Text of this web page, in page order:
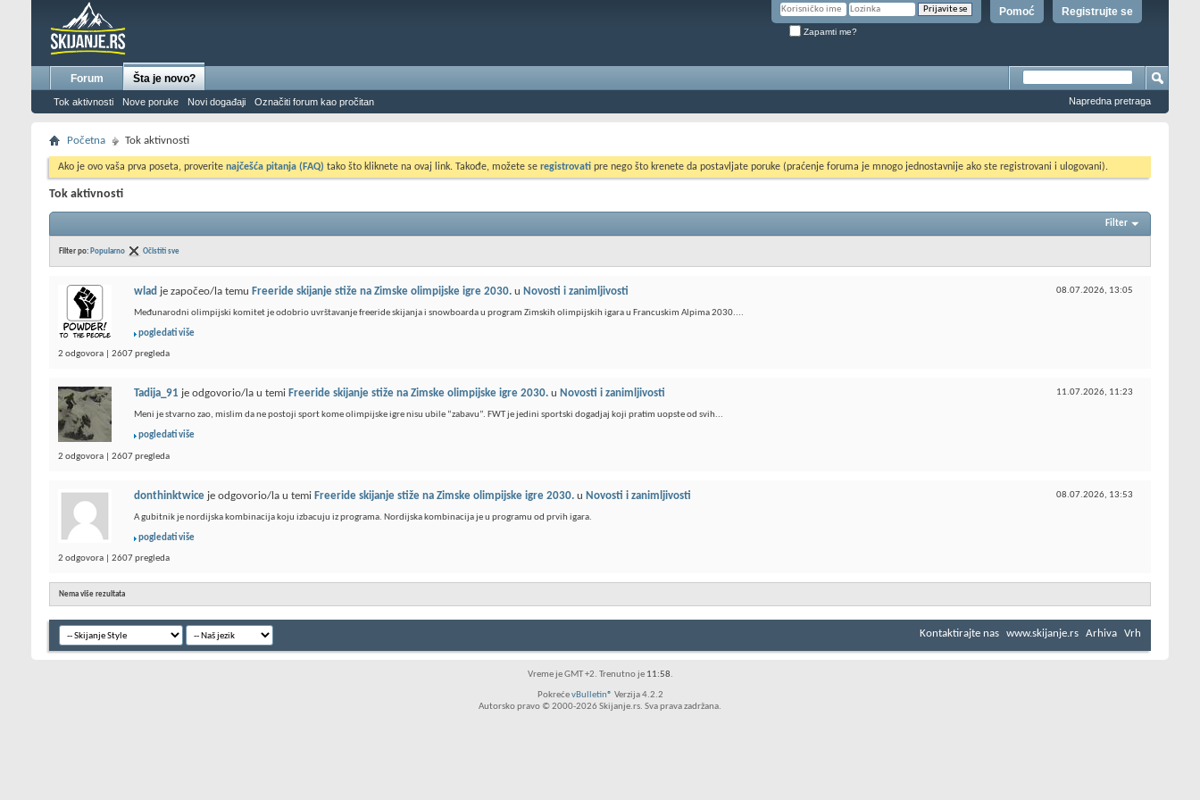
Registrujte se
Pomoć
Zapamti me?
Forum Šta je novo?
Tok aktivnosti Nove poruke Novi događaji Označiti forum kao pročitan Napredna pretraga
Početna Tok aktivnosti
Ako je ovo vaša prva poseta, proverite najčešća pitanja (FAQ) tako što kliknete na ovaj link. Takođe, možete se registrovati pre nego što krenete da postavljate poruke (praćenje foruma je mnogo jednostavnije ako ste registrovani i ulogovani).
Tok aktivnosti
Filter
Filter po: Popularno Očistiti sve
08.07.2026, 13:05
wlad je započeo/la temu Freeride skijanje stiže na Zimske olimpijske igre 2030. u Novosti i zanimljivosti
Međunarodni olimpijski komitet je odobrio uvrštavanje freeride skijanja i snowboarda u program Zimskih olimpijskih igara u Francuskim Alpima 2030....
pogledati više
2 odgovora | 2607 pregleda
11.07.2026, 11:23
Tadija_91 je odgovorio/la u temi Freeride skijanje stiže na Zimske olimpijske igre 2030. u Novosti i zanimljivosti
Meni je stvarno zao, mislim da ne postoji sport kome olimpijske igre nisu ubile “zabavu”. FWT je jedini sportski dogadjaj koji pratim uopste od svih...
pogledati više
2 odgovora | 2607 pregleda
08.07.2026, 13:53
donthinktwice je odgovorio/la u temi Freeride skijanje stiže na Zimske olimpijske igre 2030. u Novosti i zanimljivosti
A gubitnik je nordijska kombinacija koju izbacuju iz programa. Nordijska kombinacija je u programu od prvih igara.
pogledati više
2 odgovora | 2607 pregleda
Nema više rezultata
Kontaktirajte nas www.skijanje.rs Arhiva Vrh
Vreme je GMT +2. Trenutno je 11:58.
PokrećevBulletin® Verzija 4.2.2
Autorsko pravo © 2000-2026 Skijanje.rs. Sva prava zadržana.